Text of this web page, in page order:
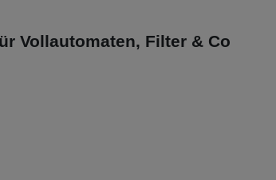
Vollautomaten, Filter & Co